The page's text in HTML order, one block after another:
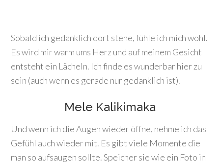
Sobald ich gedanklich dort stehe, fühle ich mich wohl.
Es wird mir warm ums Herz und auf meinem Gesicht
entsteht ein Lächeln. Ich finde es wunderbar hier zu
sein (auch wenn es gerade nur gedanklich ist).
Mele Kalikimaka
Und wenn ich die Augen wieder öffne, nehme ich das
Gefühl auch wieder mit. Es gibt viele Momente die
man so aufsaugen sollte. Speicher sie wie ein Foto in